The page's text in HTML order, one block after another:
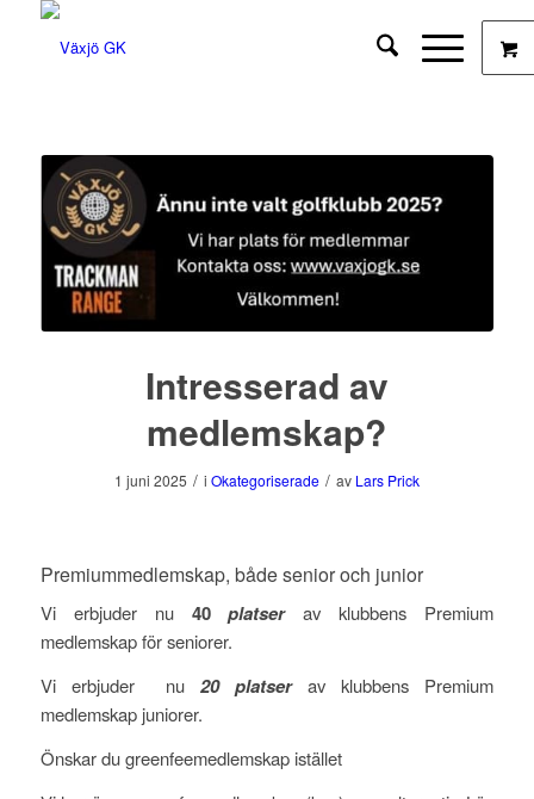
Intresserad av
medlemskap?
1 juni 2025 / i Okategoriserade / av Lars Prick
Premiummedlemskap, både senior och junior
Vi erbjuder nu 40platser
av klubbens Premium
medlemskap för seniorer.
Vi erbjuder nu 20 platser
av klubbens Premium
medlemskap juniorer.
Önskar du greenfeemedlemskap istället